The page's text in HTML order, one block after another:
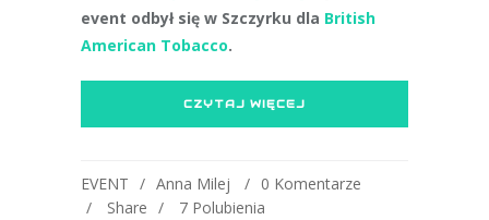
event odbył się w Szczyrku dla British
American Tobacco.
CZYTAJ WIĘCEJ
EVENT Anna Milej
0 Komentarze
Share
7 Polubienia